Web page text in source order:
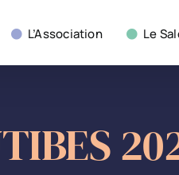
L’Association Le